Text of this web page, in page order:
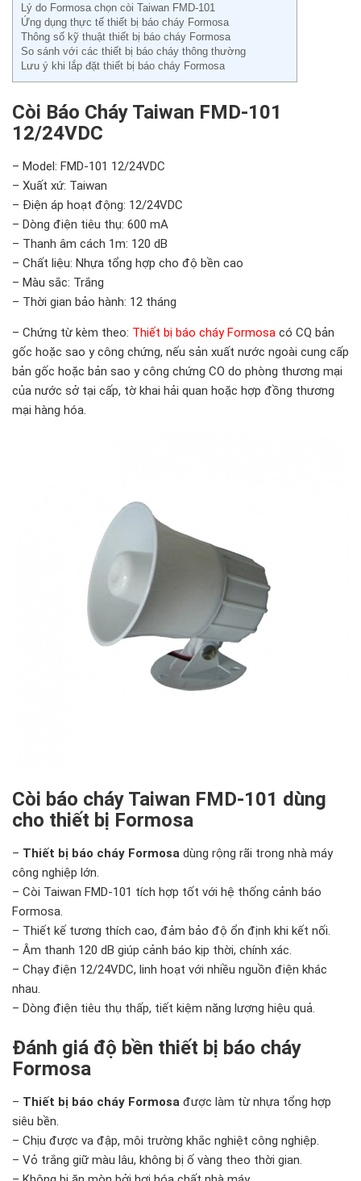
Lý do Formosa chọn còi Taiwan FMD-101
Ứng dụng thực tế thiết bị báo cháy Formosa
Thông số kỹ thuật thiết bị báo cháy Formosa
So sánh với các thiết bị báo cháy thông thường
Lưu ý khi lắp đặt thiết bị báo cháy Formosa
Còi Báo Cháy Taiwan FMD-101
12/24VDC
– Model: FMD-101 12/24VDC
– Xuất xứ: Taiwan
– Điện áp hoạt động: 12/24VDC
– Dòng điện tiêu thụ: 600 mA
– Thanh âm cách 1m: 120 dB
– Chất liệu: Nhựa tổng hợp cho độ bền cao
– Màu sắc: Trắng
– Thời gian bảo hành: 12 tháng
– Chứng từ kèm theo: Thiết bị báo cháy Formosa có CQ bản
gốc hoặc sao y công chứng, nếu sản xuất nước ngoài cung cấp
bản gốc hoặc bản sao y công chứng CO do phòng thương mại
của nước sở tại cấp, tờ khai hải quan hoặc hợp đồng thương
mại hàng hóa.
Còi báo cháy Taiwan FMD-101 dùng
cho thiết bị Formosa
– Thiết bị báo cháy Formosa dùng rộng rãi trong nhà máy
công nghiệp lớn.
– Còi Taiwan FMD-101 tích hợp tốt với hệ thống cảnh báo
Formosa.
– Thiết kế tương thích cao, đảm bảo độ ổn định khi kết nối.
– Âm thanh 120 dB giúp cảnh báo kịp thời, chính xác.
– Chạy điện 12/24VDC, linh hoạt với nhiều nguồn điện khác
nhau.
– Dòng điện tiêu thụ thấp, tiết kiệm năng lượng hiệu quả.
Đánh giá độ bền thiết bị báo cháy
Formosa
– Thiết bị báo cháy Formosa được làm từ nhựa tổng hợp
siêu bền.
– Chịu được va đập, môi trường khắc nghiệt công nghiệp.
– Vỏ trắng giữ màu lâu, không bị ố vàng theo thời gian.